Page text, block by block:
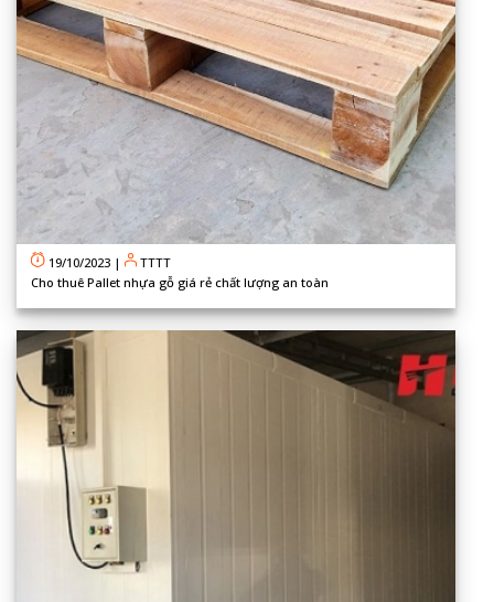
19/10/2023 |
TTTT
Cho thuê Pallet nhựa gỗ giá rẻ chất lượng an toàn